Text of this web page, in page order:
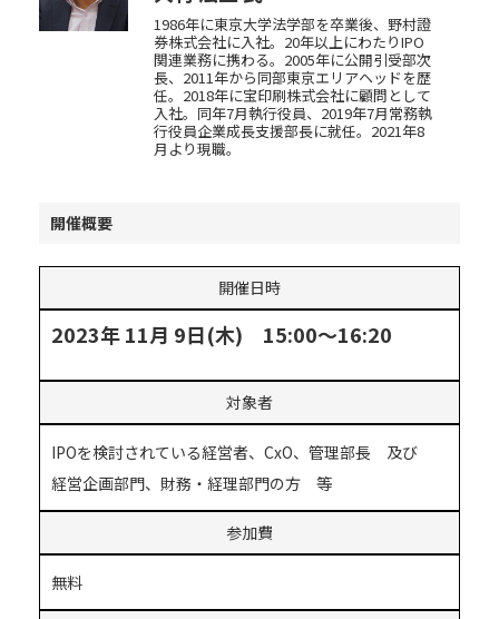
1986年に東京大学法学部を卒業後、野村證
券株式会社に入社。20年以上にわたりIPO
関連業務に携わる。2005年に公開引受部次
長、2011年から同部東京エリアヘッドを歴
任。2018年に宝印刷株式会社に顧問として
入社。同年7月執行役員、2019年7月常務執
行役員企業成長支援部長に就任。2021年8
月より現職。
開催概要
開催日時
2023年 11月 9日(木) 15:00～16:20
対象者
IPOを検討されている経営者、CxO、管理部長 及び
経営企画部門、財務・経理部門の方 等
参加費
無料